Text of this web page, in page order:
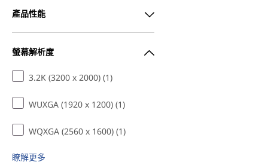
產品性能
螢幕解析度
3.2K (3200 x 2000) (1)
WUXGA (1920 x 1200) (1)
WQXGA (2560 x 1600) (1)
瞭解更多